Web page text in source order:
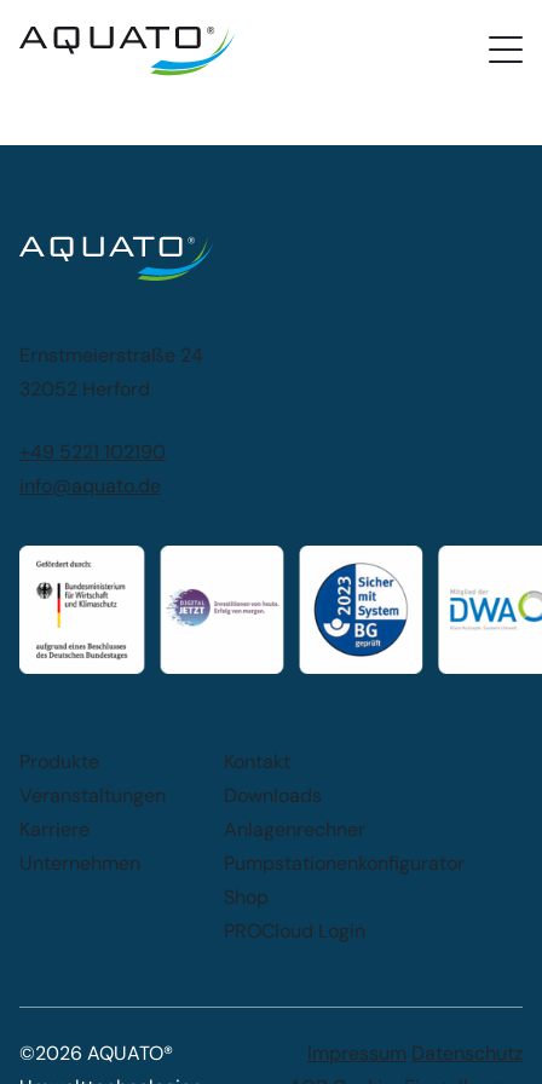
Ernstmeierstraße 24
32052 Herford
+49 5221 102190
info@aquato.de
Produkte
Veranstaltungen
Karriere
Unternehmen
Kontakt
Downloads
Anlagenrechner
Pumpstationenkonfigurator
Shop
PROCloud Login
©2026 AQUATO®
Impressum Datenschutz